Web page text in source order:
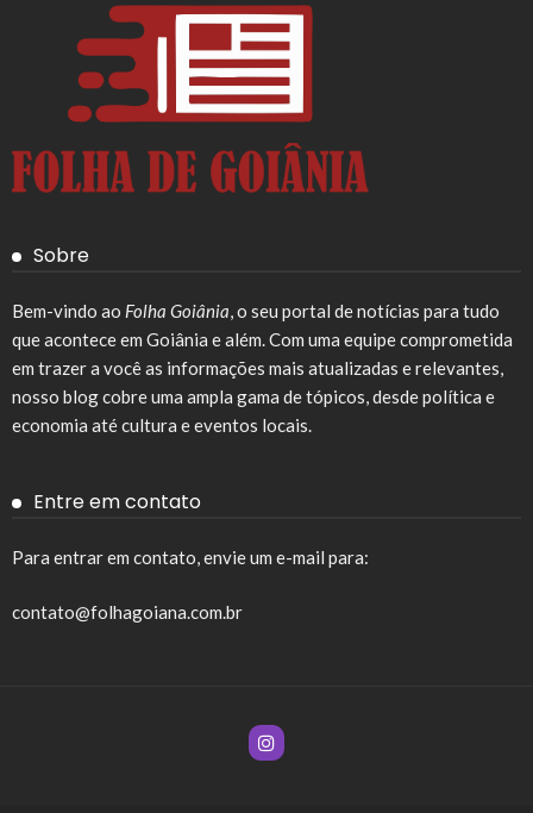
Sobre
Bem-vindo ao Folha Goiânia , o seu portal de notícias para tudo
que acontece em Goiânia e além. Com uma equipe comprometida
em trazer a você as informações mais atualizadas e relevantes,
nosso blog cobre uma ampla gama de tópicos, desde política e
economia até cultura e eventos locais.
Entre em contato
Para entrar em contato, envie um e-mail para:
contato@folhagoiana.com.br